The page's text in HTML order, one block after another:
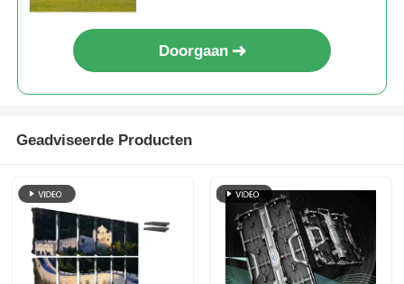
Doorgaan
Geadviseerde Producten